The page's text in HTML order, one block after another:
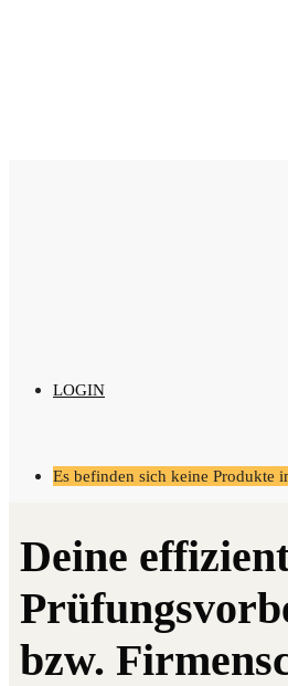
LOGIN
Es befinden sich keine Produkte